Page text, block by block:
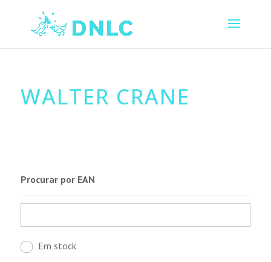
WALTER CRANE
Procurar por EAN
Em stock